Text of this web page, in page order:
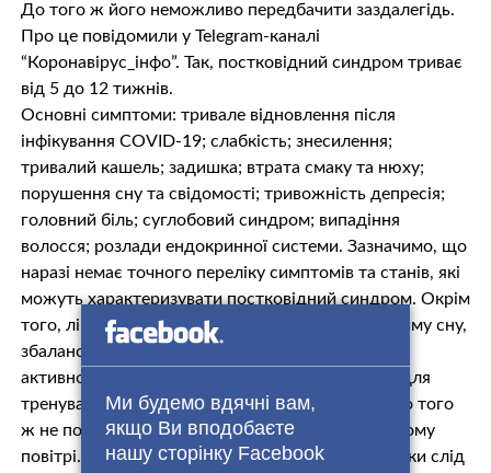
Ми будемо вдячні вам,
якщо Ви вподобаєте
нашу сторінку Facebook
До того ж його неможливо передбачити заздалегідь.
Про це повідомили у Telegram-каналі
“Коронавірус_інфо”. Так, постковідний синдром триває
від 5 до 12 тижнів.
Основні симптоми: тривале відновлення після
інфікування COVID-19; слабкість; знесилення;
тривалий кашель; задишка; втрата смаку та нюху;
порушення сну та свідомості; тривожність депресія;
головний біль; суглобовий синдром; випадіння
волосся; розлади ендокринної системи. Зазначимо, що
наразі немає точного переліку симптомів та станів, які
можуть характеризувати постковідний синдром. Окрім
того, лікарі рекомендують дотримуватись режиму сну,
збалансованого харчування, помірної фізичної
активності. Також важливо виконувати вправи для
тренування мозку та когнітивних здібностей. До того
ж не потрібно забувати про прогулянки на свіжому
повітрі. Як вберегтись від коронавірусу мити руки слід